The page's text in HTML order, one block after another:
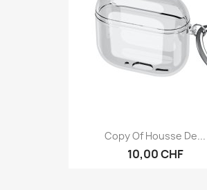
Copy Of Housse De...
10,00 CHF